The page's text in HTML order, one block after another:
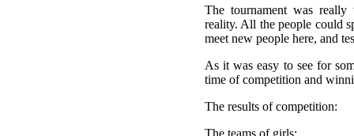
The tournament was
reality. All the people could
meet new people here, and
As it was easy to see for
time of competition and
The results of competition:
The teams of girls: